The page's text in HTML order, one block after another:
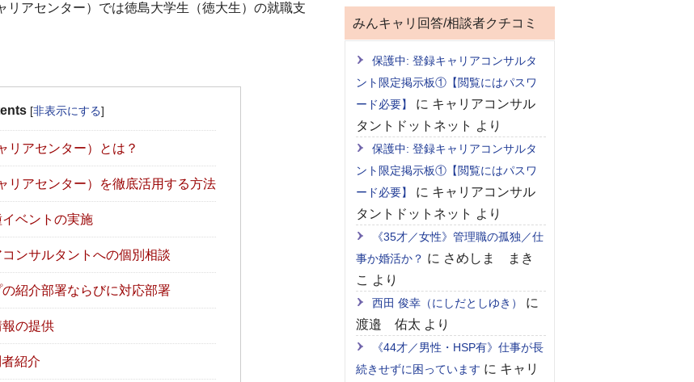
アセンター）では徳島大学生（徳大生）の就職支
[非表示にする]
リアセンター）とは？
リアセンター）を徹底活用する方法
ベントの実施
ンサルタントへの個別相談
紹介部署ならびに対応部署
の提供
紹介
みんキャリ回答/相談者クチコミ
保護中: 登録キャリアコンサルタ
ント限定掲示板①【閲覧にはパスワ
ード必要】
に キャリアコンサル
タントドットネット より
保護中: 登録キャリアコンサルタ
ント限定掲示板①【閲覧にはパスワ
ード必要】
に キャリアコンサル
タントドットネット より
《35才／女性》管理職の孤独／仕
事か婚活か？ に さめしま まき
こ より
西田 俊幸（にしだとしゆき）
に
渡邉 佑太 より
《44才／男性・HSP有》仕事が長
続きせずに困っています に キャリ